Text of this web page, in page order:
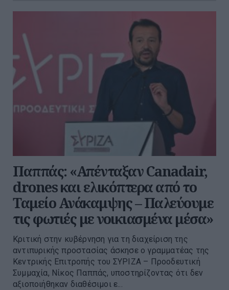
Παππάς: «Απένταξαν Canadair,
drones και ελικόπτερα από το
Ταμείο Ανάκαμψης – Παλεύουμε
τις φωτιές με νοικιασμένα μέσα»
Kριτική στην κυβέρνηση για τη διαχείριση της
αντιπυρικής προστασίας άσκησε ο γραμματέας της
Κεντρικής Επιτροπής του ΣΥΡΙΖΑ – Προοδευτική
Συμμαχία, Νίκος Παππάς, υποστηρίζοντας ότι δεν
αξιοποιήθηκαν διαθέσιμοι ε...